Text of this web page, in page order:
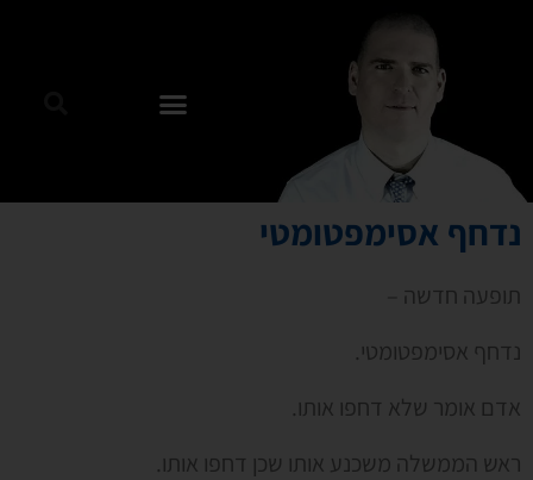
נדחף אסימפטומטי
תופעה חדשה –
נדחף אסימפטומטי.
אדם אומר שלא דחפו אותו.
ראש הממשלה משכנע אותו שכן דחפו אותו.